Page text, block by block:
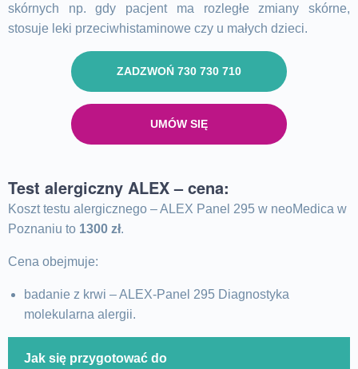
skórnych np. gdy pacjent ma rozległe zmiany skórne,
stosuje leki przeciwhistaminowe czy u małych dzieci.
ZADZWOŃ 730 730 710
UMÓW SIĘ
Test alergiczny ALEX – cena:
Koszt testu alergicznego – ALEX Panel 295 w neoMedica w
Poznaniu to 1300 zł.
Cena obejmuje:
badanie z krwi – ALEX-Panel 295 Diagnostyka
molekularna alergii.
Jak się przygotować do